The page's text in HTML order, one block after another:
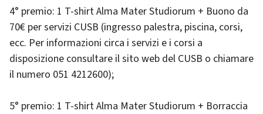
4° premio: 1 T-shirt Alma Mater Studiorum + Buono da
70€ per servizi CUSB (ingresso palestra, piscina, corsi,
ecc. Per informazioni circa i servizi e i corsi a
disposizione consultare il sito web del CUSB o chiamare
il numero 051 4212600);
5° premio: 1 T-shirt Alma Mater Studiorum + Borraccia